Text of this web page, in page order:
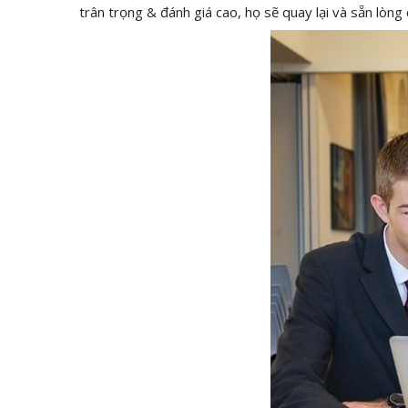
trân trọng & đánh giá cao, họ sẽ quay lại và sẵn